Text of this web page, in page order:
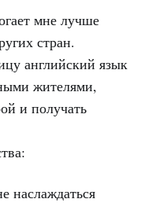
мне лучше
стран.
английский язык
жителями,
и получать
наслаждаться